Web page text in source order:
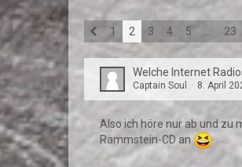
1 2 3 4 5 23
Welche Internet
Captain Soul 8. April
Also ich höre nur ab und zu
Rammstein-CD an